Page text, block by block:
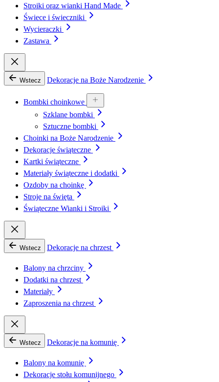
Stroiki oraz wianki Hand Made
Świece i świeczniki
Wycieraczki
Zastawa
Wstecz Dekoracje na Boże Narodzenie
Bombki choinkowe
Szklane bombki
Sztuczne bombki
Choinki na Boże Narodzenie
Dekoracje świąteczne
Kartki świąteczne
Materiały świąteczne i dodatki
Ozdoby na choinkę
Stroje na święta
Świąteczne Wianki i Stroiki
Wstecz Dekoracje na chrzest
Balony na chrzciny
Dodatki na chrzest
Materiały
Zaproszenia na chrzest
Wstecz Dekoracje na komunię
Balony na komunię
Dekoracje stołu komunijnego